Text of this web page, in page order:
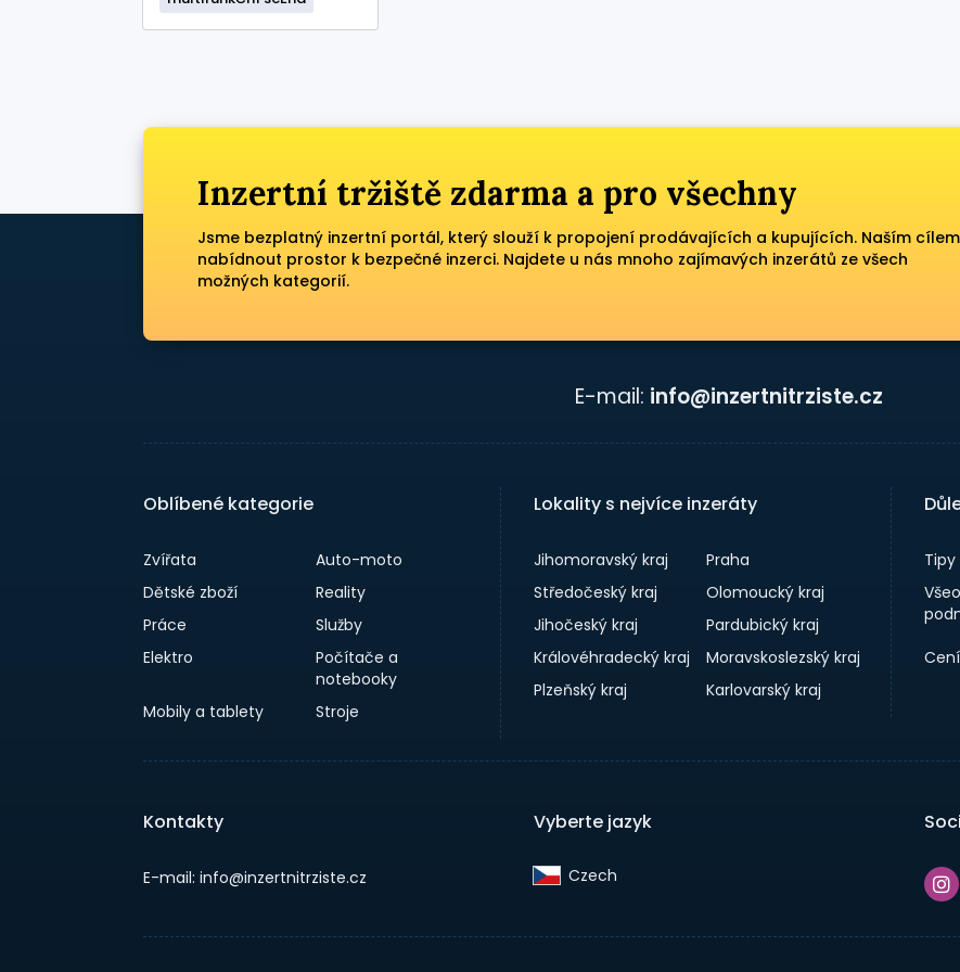
Inzertní tržiště zdarma a pro všechny
Jsme bezplatný inzertní portál, který slouží k propojení prodávajících a kupujících. Naším
nabídnout prostor k bezpečné inzerci. Najdete u nás mnoho zajímavých inzerátů ze všech
možných kategorií.
E-mail: info@inzertnitrziste.cz
Oblíbené kategorie
Zvířata
Auto-moto
Dětské zboží
Reality
Práce
Služby
Elektro
Počítače a
notebooky
Mobily a tablety
Stroje
Lokality s nejvíce inzeráty
Jihomoravský kraj
Praha
Středočeský kraj
Olomoucký kraj
Jihočeský kraj
Pardubický kraj
Královéhradecký kraj
Moravskoslezský kraj
Plzeňský kraj
Karlovarský kraj
Kontakty
E-mail: info@inzertnitrziste.cz
Vyberte jazyk
Czech‎